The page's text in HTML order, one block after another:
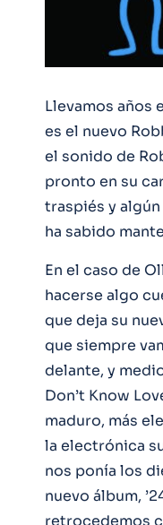
Llevamos años
es el nuevo
el sonido de
pronto en su
traspiés y
ha sabido
En el caso de
hacerse algo
que deja su
que siempre
delante, y
Don’t Know
maduro, más
la electrónica
nos ponía los
nuevo álbum,
retrocedemos